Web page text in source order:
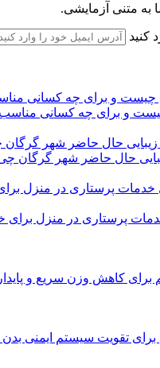
به متنی آزمایشی.
کنید
چیست و برای چه کسانی
زیبایی حال حاضر شهر گرگان
پرستاری در منزل برای